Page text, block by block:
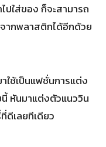
ปใส่ของ ก็จะสามารถ
ากพลาสติกได้อีกด้วย
ใช้เป็นแฟชั่นการแต่ง
นี้ หันมาแต่งตัวแนววิน
ดีเลยทีเดียว